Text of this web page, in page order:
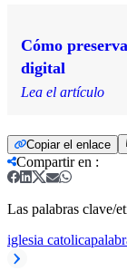
Cómo
digital
Lea el artículo
Copiar el enlace
Compartir en :
Las palabras clave/
iglesia catolica